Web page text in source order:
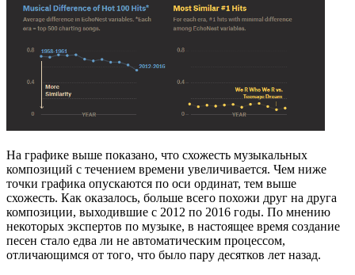
На графике выше показано, что схожесть музыкальных
композиций с течением времени увеличивается. Чем ниже
точки графика опускаются по оси ординат, тем выше
схожесть. Как оказалось, больше всего похожи друг на друга
композиции, выходившие с 2012 по 2016 годы. По мнению
некоторых экспертов по музыке, в настоящее время создание
песен стало едва ли не автоматическим процессом,
отличающимся от того, что было пару десятков лет назад.